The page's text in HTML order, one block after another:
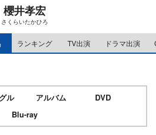
櫻井孝宏
さくらいたかひろ
ランキング TV出演 ドラマ出演
ル アルバム
DVD
Blu-ray